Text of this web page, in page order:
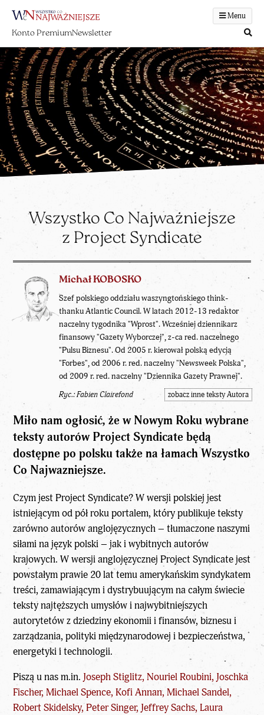
Menu
Konto PremiumNewsletter
Wszystko Co Najważniejsze
z Project Syndicate
Michał KOBOSKO
Szef polskiego oddziału waszyngtońskiego think-
thanku Atlantic Council. W latach 2012-13 redaktor
naczelny tygodnika "Wprost". Wcześniej dziennikarz
finansowy "Gazety Wyborczej", z-ca red. naczelnego
"Pulsu Biznesu". Od 2005 r. kierował polską edycją
"Forbes", od 2006 r. red. naczelny "Newsweek Polska",
od 2009 r. red. naczelny "Dziennika Gazety Prawnej".
Ryc.: Fabien Clairefond zobacz inne teksty Autora
Miło nam ogłosić, że w Nowym Roku wybrane
teksty autorów Project Syndicate będą
dostępne po polsku także na łamach Wszystko
Co Najwazniejsze.
Czym jest Project Syndicate? W wersji polskiej jest
istniejącym od pół roku portalem, który publikuje teksty
zarówno autorów anglojęzycznych – tłumaczone naszymi
siłami na język polski – jak i wybitnych autorów
krajowych. W wersji anglojęzycznej Project Syndicate jest
powstałym prawie 20 lat temu amerykańskim syndykatem
treści, zamawiającym i dystrybuującym na całym świecie
teksty najtęższych umysłów i najwybitniejszych
autorytetów z dziedziny ekonomii i finansów, biznesu i
zarządzania, polityki międzynarodowej i bezpieczeństwa,
energetyki i technologii.
Piszą u nas m.in. Joseph Stiglitz, Nouriel Roubini, Joschka
Fischer, Michael Spence, Kofi Annan, Michael Sandel,
Robert Skidelsky, Peter Singer, Jeffrey Sachs, Laura